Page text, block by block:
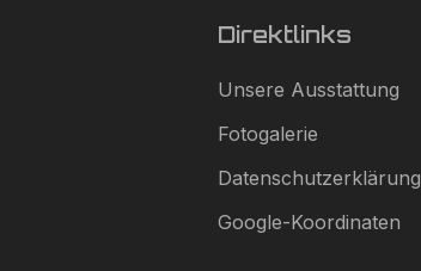
Direktlinks
Unsere Ausstattung
Fotogalerie
Datenschutzerklärung
Google-Koordinaten